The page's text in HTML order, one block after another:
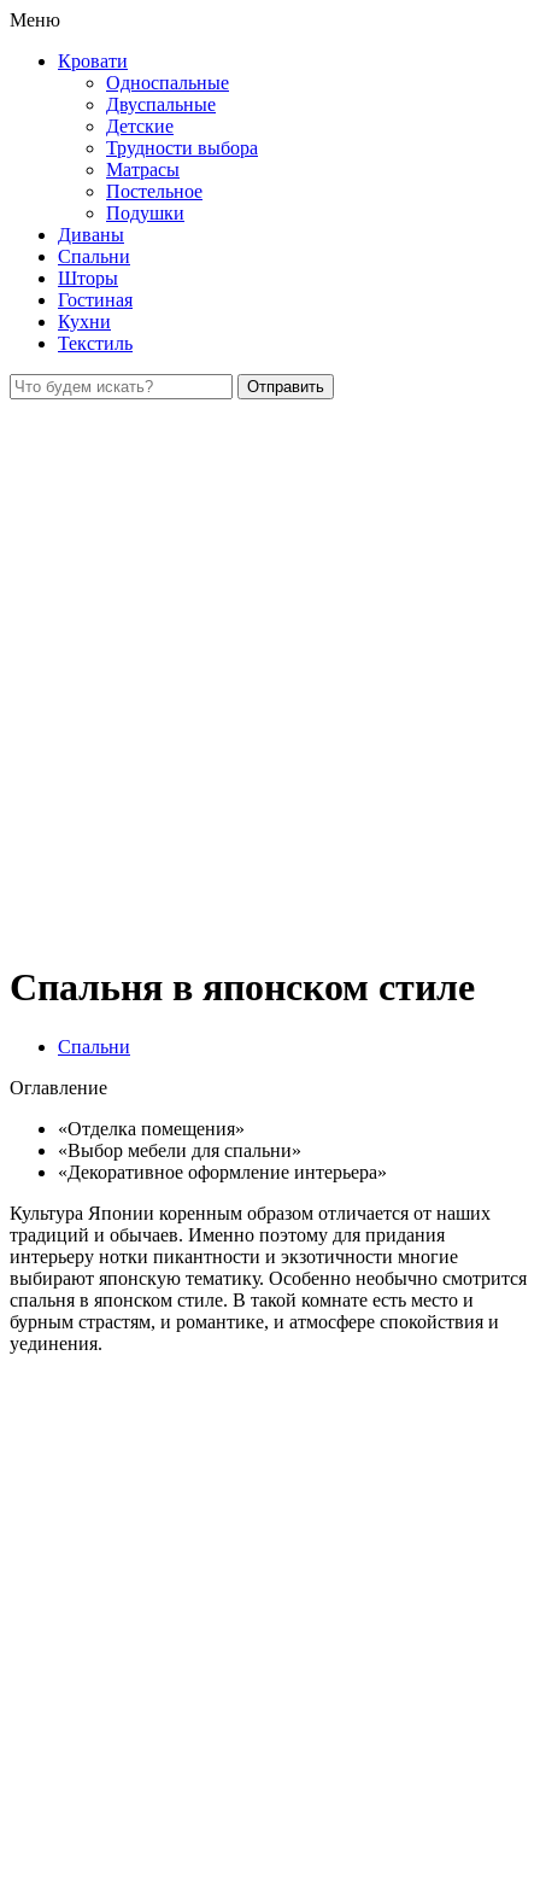
Меню
Кровати
Односпальные
Двуспальные
Детские
Трудности выбора
Матрасы
Постельное
Подушки
Диваны
Спальни
Шторы
Гостиная
Кухни
Текстиль
Спальня в японском стиле
Спальни
Оглавление
«Отделка помещения»
«Выбор мебели для спальни»
«Декоративное оформление интерьера»
Культура Японии коренным образом отличается от наших
традиций и обычаев. Именно поэтому для придания
интерьеру нотки пикантности и экзотичности многие
выбирают японскую тематику. Особенно необычно смотрится
спальня в японском стиле. В такой комнате есть место и
бурным страстям, и романтике, и атмосфере спокойствия и
уединения.